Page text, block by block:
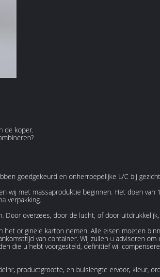
de koper.
goedgekeurd en onherroepelijke L/C bij
wij met massaproduktie beginnen. Het doen van
verpakking.
Door overzees, door de lucht, of door uitdrukkelijk,
originele karton nemen. Alle eisen moeten
van container. Wij zullen u adviseren om
die u hebt voorgesteld, definitief wij
productgrootte, en buislengte ervoor, kleur,